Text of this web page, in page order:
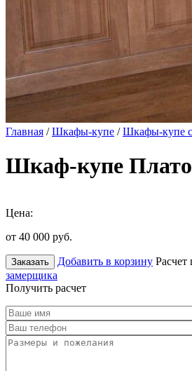
Главная /Шкафы-купе /Шкафы-купе
Шкаф-купе
Цена:
от 40 000 руб.
Заказать Добавить в корзину Расчет
замерщика
Получить расчет